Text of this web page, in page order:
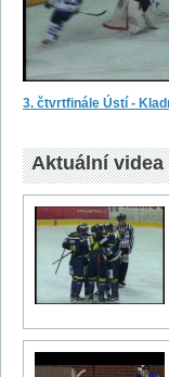
3. čtvrtfinále Ústí -
Aktuální videa